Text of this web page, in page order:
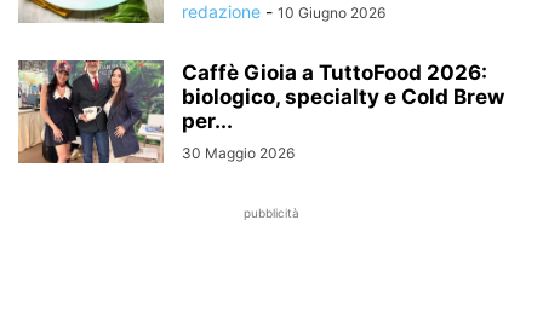
redazione - 10 Giugno 2026
Caffè Gioia a TuttoFood 2026:
biologico, specialty e Cold Brew
per...
30 Maggio 2026
pubblicità